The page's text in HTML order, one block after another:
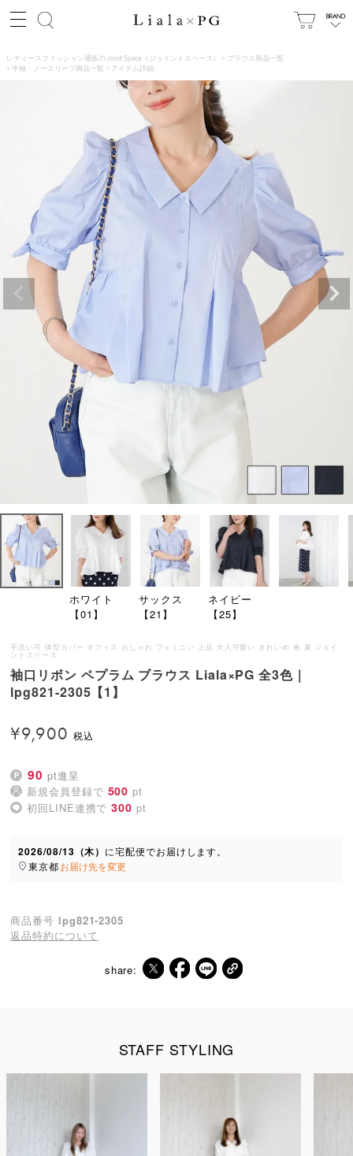
レディースファッション通販の Joint Space（ジョイントスペース）
ブラウス商品一覧
半袖・ノースリーブ商品一覧
アイテム詳細
ホワイト
【01】
サックス
【21】
ネイビー
【25】
手洗い可 体型カバー オフィス おしゃれ フェミニン 上品 大人可愛い きれいめ 春 夏 ジョイ
ントスペース
袖口リボン ペプラム ブラウス Liala×PG 全3色｜
lpg821-2305【1】
¥9,900
90 pt進呈
新規会員登録で 500 pt
初回LINE連携で 300 pt
2026/08/13（木） に宅配便でお届けします。
東京都お届け先を変更
商品番号 lpg821-2305
返品特約について
share:
STAFF STYLING